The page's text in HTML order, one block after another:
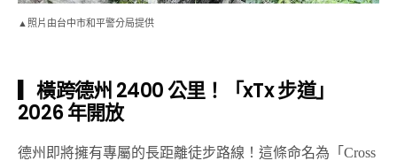
▲照片由台中市和平警分局提供
▎橫跨德州 2400 公里！「xTx 步道」
2026 年開放
德州即將擁有專屬的長距離徒步路線！這條命名為「Cross